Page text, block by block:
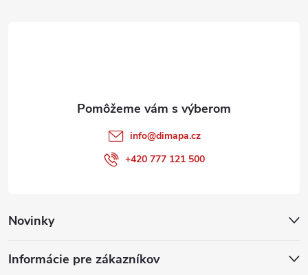
Novinky
Informácie pre zákazníkov
info@dimapa.cz
+420 777 121 500